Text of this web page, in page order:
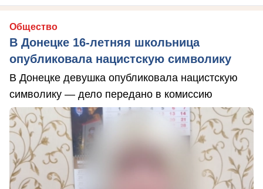
Общество
В Донецке 16-летняя школьница
опубликовала нацистскую символику
В Донецке девушка опубликовала нацистскую
символику — дело передано в комиссию